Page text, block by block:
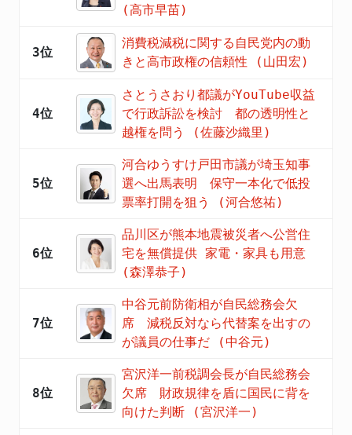
(高市早苗)
3位
消費税減税に関する自民党内の動
きと高市政権の信頼性 (山田宏)
4位
さとうさおり都議がYouTube収益
で行政訴訟を検討 都の透明性と
越権を問う (佐藤沙織里)
5位
河合ゆうすけ戸田市議が埼玉知事
選へ出馬表明 保守一本化で低投
票率打開を狙う (河合悠祐)
6位
品川区が熊本地震被災者へ公営住
宅を無償提供 家電・家具も用意
(森澤恭子)
7位
中谷元前防衛相が自民総務会欠
席 減税反対なら代替案を出すの
が議員の仕事だ (中谷元)
8位
宮沢洋一前税調会長が自民総務会
欠席 財政規律を盾に国民に背を
向けた判断 (宮沢洋一)